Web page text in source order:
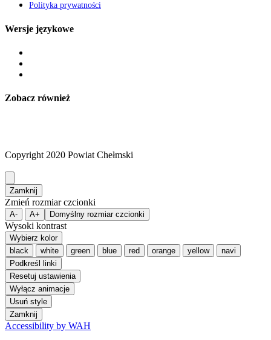
Polityka prywatności
Wersje językowe
Zobacz również
Copyright 2020 Powiat Chełmski
Zamknij
Zmień rozmiar czcionki
A- A+ Domyślny rozmiar czcionki
Wysoki kontrast
Wybierz kolor
black
white green blue red orange yellow
navi
Podkreśl linki
Resetuj ustawienia
Wyłącz animacje
Usuń style
Zamknij
Accessibility by WAH